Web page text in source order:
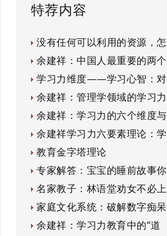
特荐内容
没有任何可以利用的资源，怎
余建祥：中国人最重要的两个
学习力维度——学习心智：对
余建祥：管理学领域的学习力
余建祥：学习力的六个维度与
余建祥学习力六要素理论：学
教育金字塔理论
专家解答：宝宝的睡前故事你
名家教子：林语堂劝女不必上
家庭文化系统：破解数字痴呆
余建祥：学习力教育中的“道